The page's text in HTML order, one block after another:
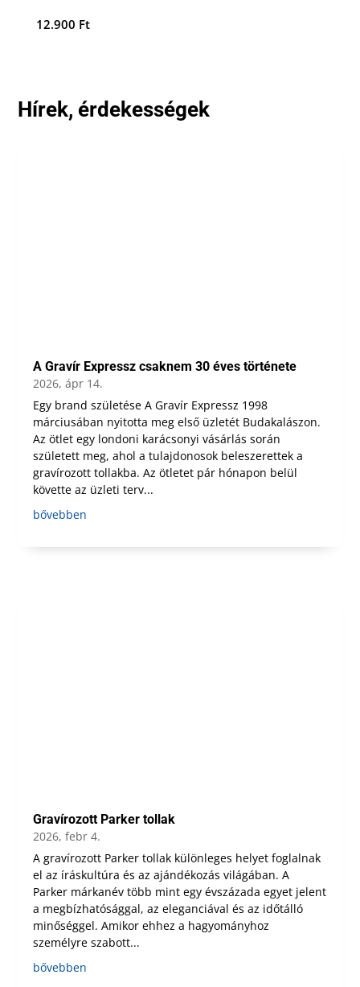
12.900 Ft
Hírek, érdekességek
A Gravír Expressz csaknem 30 éves története
2026, ápr 14.
Egy brand születése A Gravír Expressz 1998
márciusában nyitotta meg első üzletét Budakalászon.
Az ötlet egy londoni karácsonyi vásárlás során
született meg, ahol a tulajdonosok beleszerettek a
gravírozott tollakba. Az ötletet pár hónapon belül
követte az üzleti terv...
bővebben
Gravírozott Parker tollak
2026, febr 4.
A gravírozott Parker tollak különleges helyet foglalnak
el az íráskultúra és az ajándékozás világában. A
Parker márkanév több mint egy évszázada egyet jelent
a megbízhatósággal, az eleganciával és az időtálló
minőséggel. Amikor ehhez a hagyományhoz
személyre szabott...
bővebben